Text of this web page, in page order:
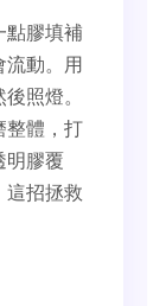
點膠填補
流動。用
照燈。
整體，打
明膠覆
這招拯救